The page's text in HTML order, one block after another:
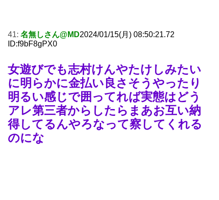
41: 名無しさん@MD2024/01/15(月) 08:50:21.72
ID:f9bF8gPX0
女遊びでも志村けんやたけしみたい
に明らかに金払い良さそうやったり
明るい感じで囲ってれば実態はどう
アレ第三者からしたらまあお互い納
得してるんやろなって察してくれる
のにな